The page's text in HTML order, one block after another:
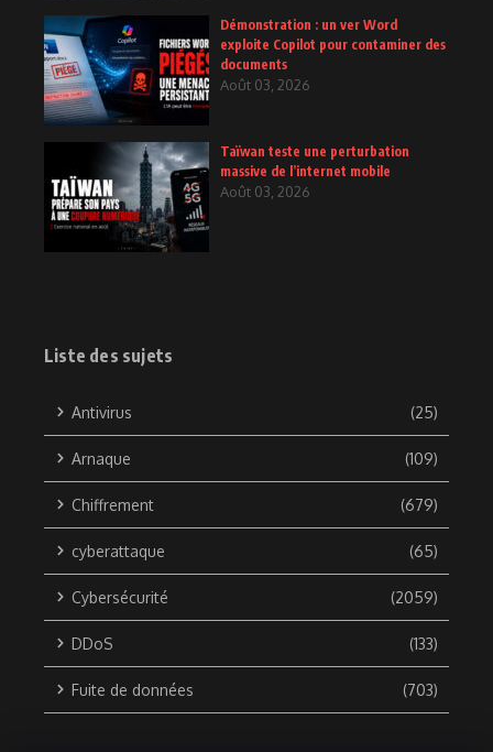
Démonstration : un ver Word
exploite Copilot pour contaminer des
documents
Août 03, 2026
Taïwan teste une perturbation
massive de l’internet mobile
Août 03, 2026
Liste des sujets
Antivirus (25)
Arnaque (109)
Chiffrement (679)
cyberattaque (65)
Cybersécurité (2059)
DDoS (133)
Fuite de données (703)